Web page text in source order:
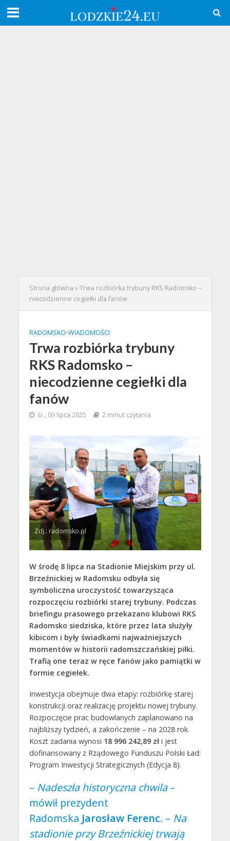
Strona główna »Trwa rozbiórka trybuny RKS Radomsko –
niecodzienne cegiełki dla fanów
RADOMSKO•WIADOMOŚCI
Trwa rozbiórka trybuny
RKS Radomsko –
niecodzienne cegiełki dla
fanów
śr., 09 lipca 2025 2 minut czytania
Zdj.: radomsko.pl
W środę 8 lipca na Stadionie Miejskim przy ul.
Brzeźnickiej w Radomsku odbyła się
symboliczna uroczystość towarzysząca
rozpoczęciu rozbiórki starej trybuny. Podczas
briefingu prasowego przekazano klubowi RKS
Radomsko siedziska, które przez lata służyły
kibicom i były świadkami najważniejszych
momentów w historii radomszczańskiej piłki.
Trafią one teraz w ręce fanów jako pamiątki w
formie cegiełek.
Inwestycja obejmuje dwa etapy: rozbiórkę starej
konstrukcji oraz realizację projektu nowej trybuny.
Rozpoczęcie prac budowlanych zaplanowano na
najbliższy tydzień, a zakończenie – na 2028 rok.
Koszt zadania wynosi 18 996 242,89 złi jest
dofinansowany z Rządowego Funduszu Polski Ład:
Program Inwestycji Strategicznych (Edycja 8).
– Nadeszła historyczna chwila–
mówił prezydent
Radomska Jarosław Ferenc. – Na
stadionie przy Brzeźnickiej trwają